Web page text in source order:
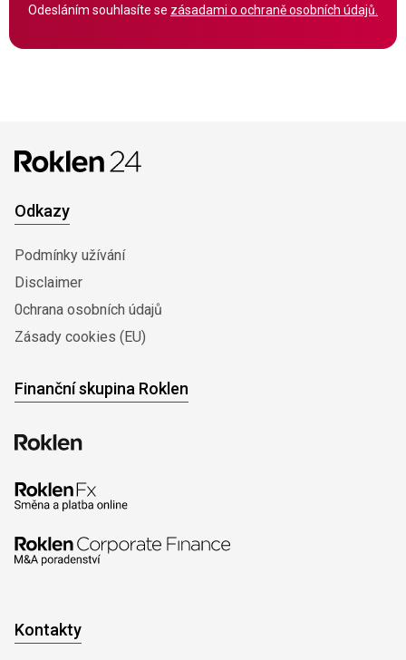
Odesláním souhlasíte se zásadami o ochraně osobních údajů.
Odkazy
Podmínky užívání
Disclaimer
0chrana osobních údajů
Zásady cookies (EU)
Finanční skupina Roklen
Kontakty